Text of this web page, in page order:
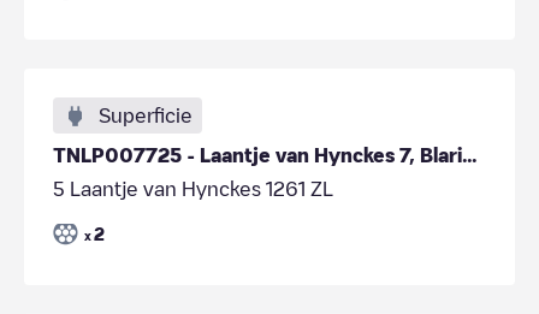
Superficie
TNLP007725 - Laantje van Hynckes 7, Blaricum
5 Laantje van Hynckes 1261 ZL
x 2